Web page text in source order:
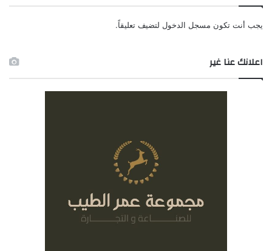
يجب أنت تكون مسجل الدخول لتضيف تعليقاً.
اعلانك عنا غير